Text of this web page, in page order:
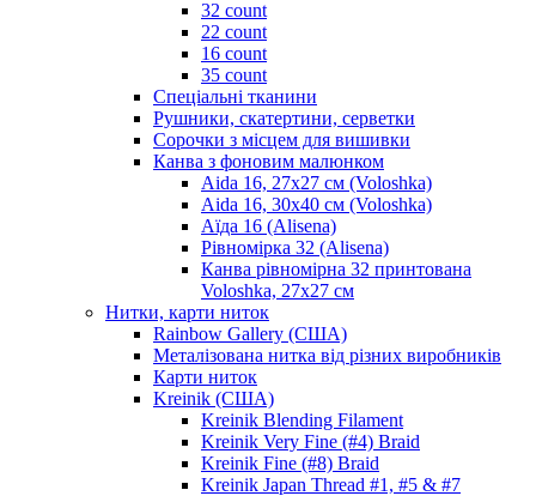
32 count
22 count
16 count
35 count
Спеціальні тканини
Рушники, скатертини, серветки
Сорочки з місцем для вишивки
Канва з фоновим малюнком
Aida 16, 27х27 см (Voloshka)
Aida 16, 30х40 см (Voloshka)
Аїда 16 (Alisena)
Рівномірка 32 (Alisena)
Канва рівномірна 32 принтована
Voloshka, 27х27 см
Нитки, карти ниток
Rainbow Gallery (США)
Металізована нитка від різних виробників
Карти ниток
Kreinik (США)
Kreinik Blending Filament
Kreinik Very Fine (#4) Braid
Kreinik Fine (#8) Braid
Kreinik Japan Thread #1, #5 & #7